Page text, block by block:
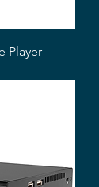
Player